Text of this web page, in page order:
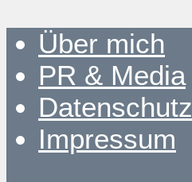
Über mich
PR & Media
Datenschutz
Impressum